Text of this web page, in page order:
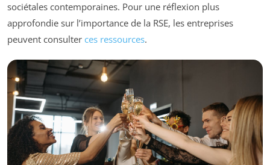
sociétales contemporaines. Pour une réflexion plus
approfondie sur l’importance de la RSE, les entreprises
peuvent consulter ces ressources.